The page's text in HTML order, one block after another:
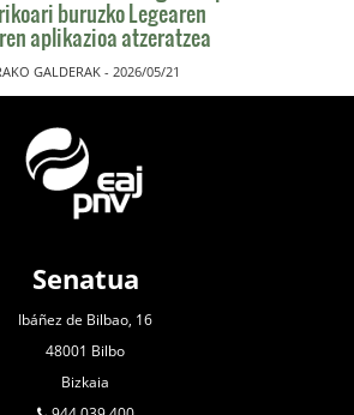
buruzko Legearen
aplikazioa atzeratzea
GALDERAK - 2026/05/21
Senatua
Ibáñez de Bilbao, 16
48001 Bilbo
Bizkaia